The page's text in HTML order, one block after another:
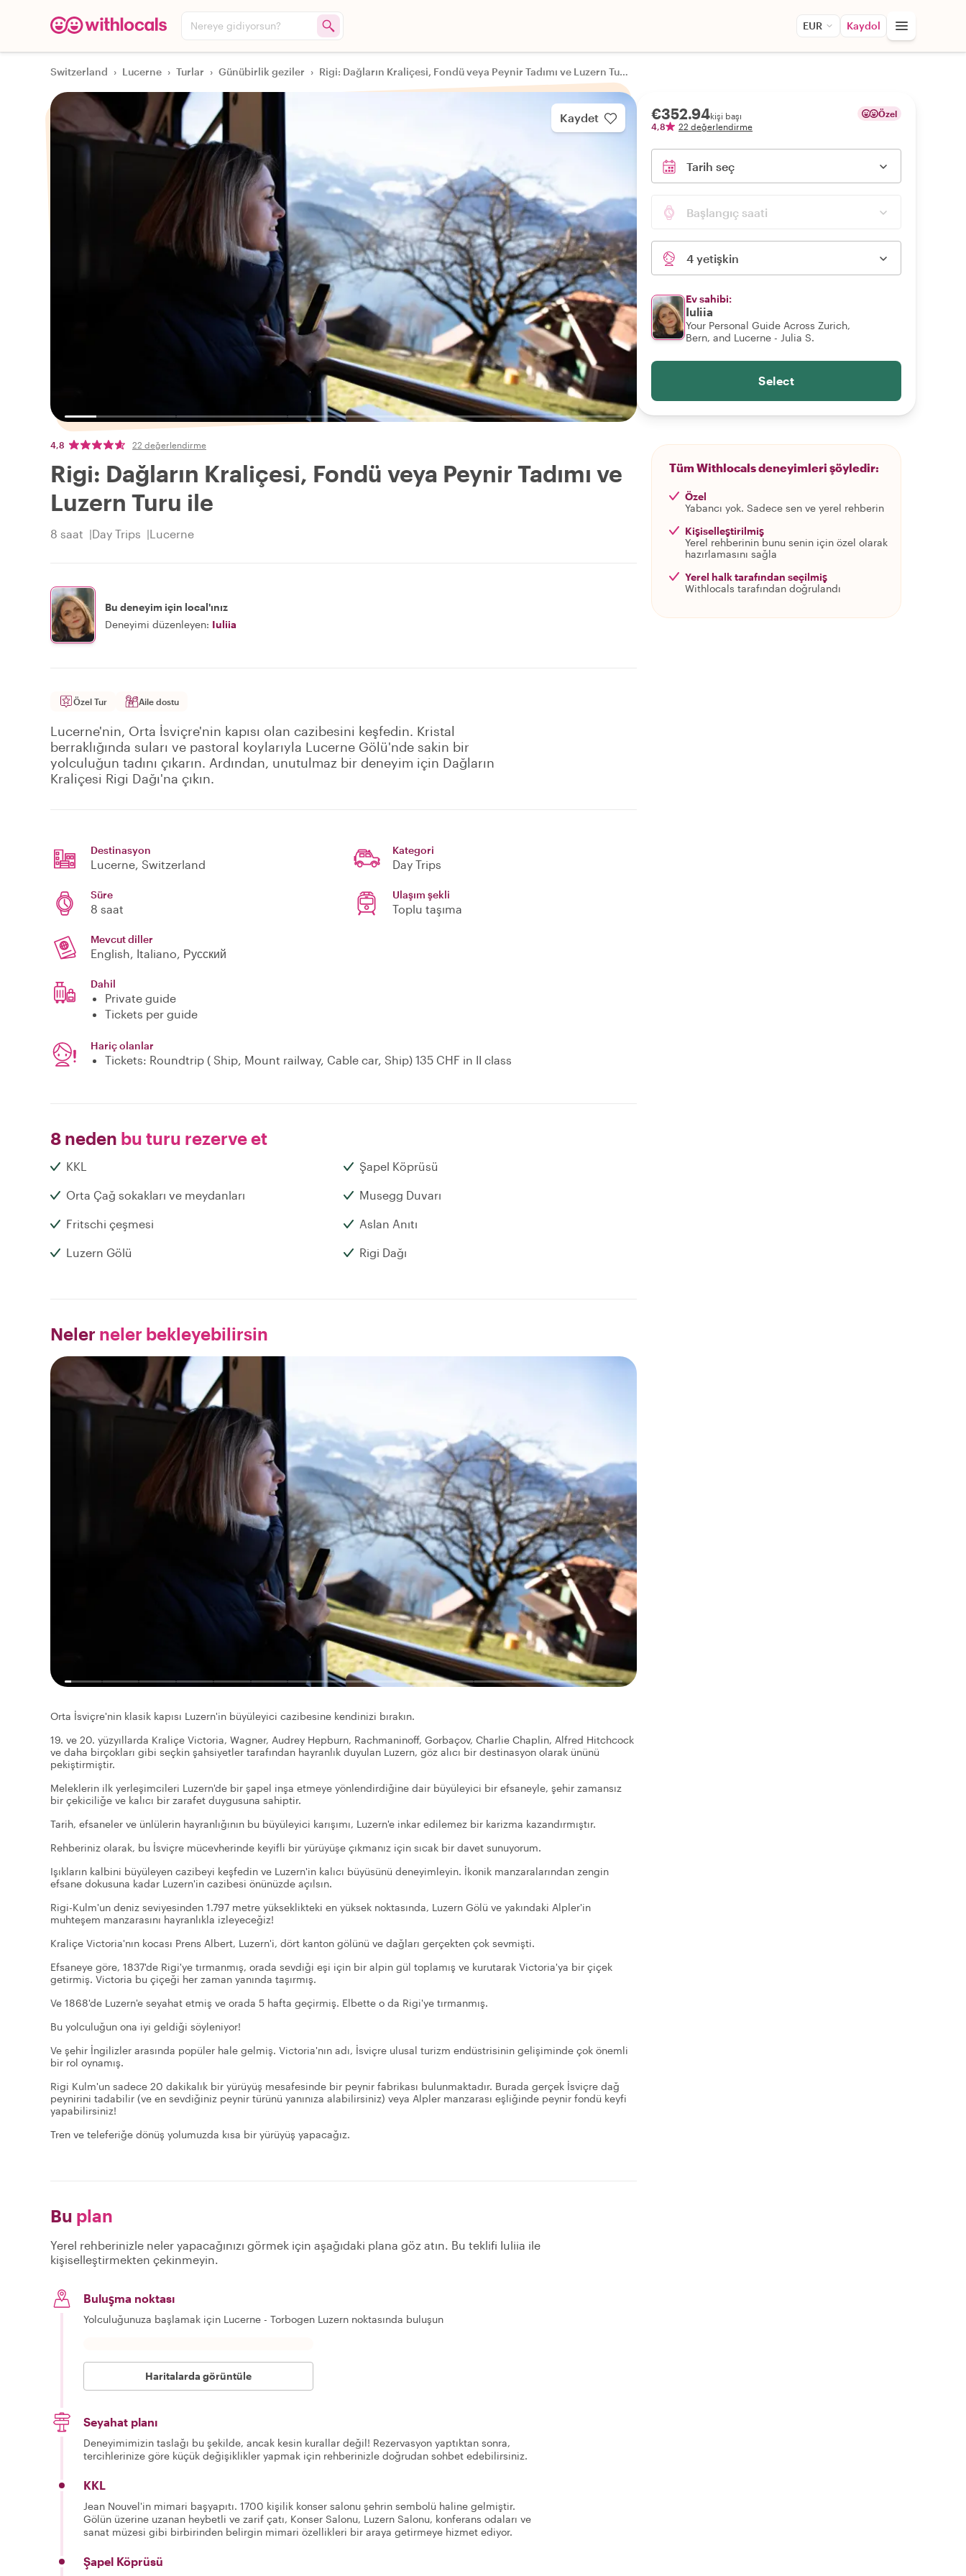
Nereye gidiyorsun? EUR Kaydol
Switzerland › Lucerne › Turlar › Günübirlik geziler › Rigi: Dağların Kraliçesi, Fondü veya Peynir Tadımı ve Luzern Turu ile
Kaydet
4,8 22 değerlendirme
Rigi: Dağların Kraliçesi, Fondü veya Peynir Tadımı ve
Luzern Turu ile
8 saat Day Trips Lucerne
Bu deneyim için local'ınız
Deneyimi düzenleyen: Iuliia
Özel Tur Aile dostu
Lucerne'nin, Orta İsviçre'nin kapısı olan cazibesini keşfedin. Kristal
berraklığında suları ve pastoral koylarıyla Lucerne Gölü'nde sakin bir
yolculuğun tadını çıkarın. Ardından, unutulmaz bir deneyim için Dağların
Kraliçesi Rigi Dağı'na çıkın.
Destinasyon
Lucerne, Switzerland
Kategori
Day Trips
Süre
8 saat
Ulaşım şekli
Toplu taşıma
Mevcut diller
English, Italiano, Русский
Dahil
Private guide
Tickets per guide
Hariç olanlar
Tickets: Roundtrip ( Ship, Mount railway, Cable car, Ship) 135 CHF in II class
8 neden bu turu rezerve et
KKL Şapel Köprüsü
Orta Çağ sokakları ve meydanları Musegg Duvarı
Fritschi çeşmesi Aslan Anıtı
Luzern Gölü Rigi Dağı
Neler neler bekleyebilirsin
Orta İsviçre'nin klasik kapısı Luzern'in büyüleyici cazibesine kendinizi bırakın.
19. ve 20. yüzyıllarda Kraliçe Victoria, Wagner, Audrey Hepburn, Rachmaninoff, Gorbaçov, Charlie Chaplin, Alfred Hitchcock
ve daha birçokları gibi seçkin şahsiyetler tarafından hayranlık duyulan Luzern, göz alıcı bir destinasyon olarak ününü
pekiştirmiştir.
Meleklerin ilk yerleşimcileri Luzern'de bir şapel inşa etmeye yönlendirdiğine dair büyüleyici bir efsaneyle, şehir zamansız
bir çekiciliğe ve kalıcı bir zarafet duygusuna sahiptir.
Tarih, efsaneler ve ünlülerin hayranlığının bu büyüleyici karışımı, Luzern'e inkar edilemez bir karizma kazandırmıştır.
Rehberiniz olarak, bu İsviçre mücevherinde keyifli bir yürüyüşe çıkmanız için sıcak bir davet sunuyorum.
Işıkların kalbini büyüleyen cazibeyi keşfedin ve Luzern'in kalıcı büyüsünü deneyimleyin. İkonik manzaralarından zengin
efsane dokusuna kadar Luzern'in cazibesi önünüzde açılsın.
Rigi-Kulm'un deniz seviyesinden 1.797 metre yükseklikteki en yüksek noktasında, Luzern Gölü ve yakındaki Alpler'in
muhteşem manzarasını hayranlıkla izleyeceğiz!
Kraliçe Victoria'nın kocası Prens Albert, Luzern'i, dört kanton gölünü ve dağları gerçekten çok sevmişti.
Efsaneye göre, 1837'de Rigi'ye tırmanmış, orada sevdiği eşi için bir alpin gül toplamış ve kurutarak Victoria'ya bir çiçek
getirmiş. Victoria bu çiçeği her zaman yanında taşırmış.
Ve 1868'de Luzern'e seyahat etmiş ve orada 5 hafta geçirmiş. Elbette o da Rigi'ye tırmanmış.
Bu yolculuğun ona iyi geldiği söyleniyor!
Ve şehir İngilizler arasında popüler hale gelmiş. Victoria'nın adı, İsviçre ulusal turizm endüstrisinin gelişiminde çok önemli
bir rol oynamış.
Rigi Kulm'un sadece 20 dakikalık bir yürüyüş mesafesinde bir peynir fabrikası bulunmaktadır. Burada gerçek İsviçre dağ
peynirini tadabilir (ve en sevdiğiniz peynir türünü yanınıza alabilirsiniz) veya Alpler manzarası eşliğinde peynir fondü keyfi
yapabilirsiniz!
Tren ve teleferiğe dönüş yolumuzda kısa bir yürüyüş yapacağız.
Bu plan
Yerel rehberinizle neler yapacağınızı görmek için aşağıdaki plana göz atın. Bu teklifi Iuliia ile
kişiselleştirmekten çekinmeyin.
Buluşma noktası
Yolculuğunuza başlamak için Lucerne - Torbogen Luzern noktasında buluşun
Haritalarda görüntüle
Seyahat planı
Deneyimimizin taslağı bu şekilde, ancak kesin kurallar değil! Rezervasyon yaptıktan sonra,
tercihlerinize göre küçük değişiklikler yapmak için rehberinizle doğrudan sohbet edebilirsiniz.
KKL
Jean Nouvel'in mimari başyapıtı. 1700 kişilik konser salonu şehrin sembolü haline gelmiştir.
Gölün üzerine uzanan heybetli ve zarif çatı, Konser Salonu, Luzern Salonu, konferans odaları ve
sanat müzesi gibi birbirinden belirgin mimari özellikleri bir araya getirmeye hizmet ediyor.
Şapel Köprüsü
€352.94kişi başı
4,8
22 değerlendirme
Özel
Tarih seç
Başlangıç saati
4 yetişkin
Ev sahibi:
Iuliia
Your Personal Guide Across Zurich,
Bern, and Lucerne - Julia S.
Select
Tüm Withlocals deneyimleri şöyledir:
Özel
Yabancı yok. Sadece sen ve yerel rehberin
Kişiselleştirilmiş
Yerel rehberinin bunu senin için özel olarak
hazırlamasını sağla
Yerel halk tarafından seçilmiş
Withlocals tarafından doğrulandı